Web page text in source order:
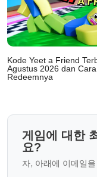
Kode Yeet a Friend
Agustus 2026 dan Cara
Redeemnya
게임에 대한
요?
자, 아래에 이메일